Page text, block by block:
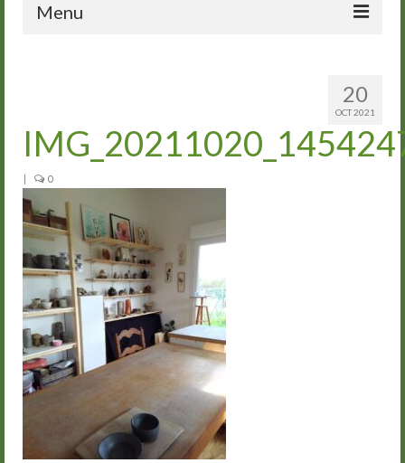
Menu
Galerie
Cours de poterie
Groupes
Livre d’or
Contact
20
OCT 2021
| 0